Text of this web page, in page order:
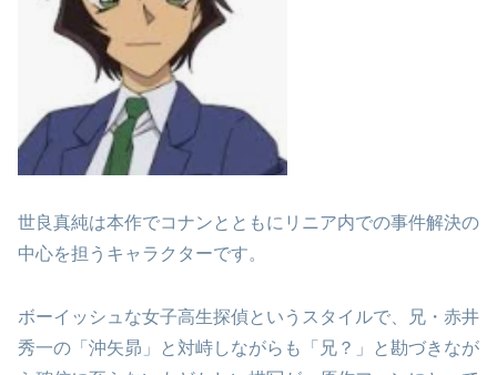
世良真純は本作でコナンとともにリニア内での事件解決の
中心を担うキャラクターです。
ボーイッシュな女子高生探偵というスタイルで、兄・赤井
秀一の「沖矢昴」と対峙しながらも「兄？」と勘づきなが